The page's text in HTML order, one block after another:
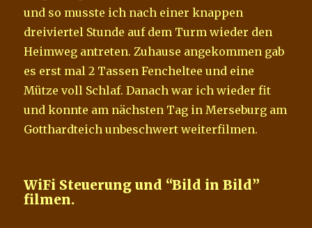
und so musste ich nach einer knappen
dreiviertel Stunde auf dem Turm wieder den
Heimweg antreten. Zuhause angekommen gab
es erst mal 2 Tassen Fencheltee und eine
Mütze voll Schlaf. Danach war ich wieder fit
und konnte am nächsten Tag in Merseburg am
Gotthardteich unbeschwert weiterfilmen.
WiFi Steuerung und “Bild in Bild”
filmen.